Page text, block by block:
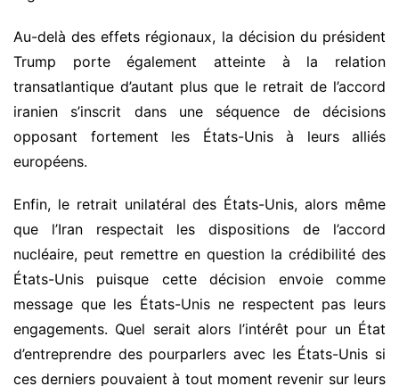
Au-delà des effets régionaux, la décision du président
Trump porte également atteinte à la relation
transatlantique d’autant plus que le retrait de l’accord
iranien s’inscrit dans une séquence de décisions
opposant fortement les États-Unis à leurs alliés
européens.
Enfin, le retrait unilatéral des États-Unis, alors même
que l’Iran respectait les dispositions de l’accord
nucléaire, peut remettre en question la crédibilité des
États-Unis puisque cette décision envoie comme
message que les États-Unis ne respectent pas leurs
engagements. Quel serait alors l’intérêt pour un État
d’entreprendre des pourparlers avec les États-Unis si
ces derniers pouvaient à tout moment revenir sur leurs